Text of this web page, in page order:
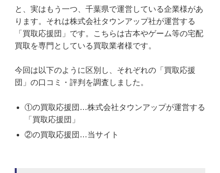
と、実はもう一つ、千葉県で運営している企業様があ
ります。それは株式会社タウンアップ社が運営する
「買取応援団」です。こちらは古本やゲーム等の宅配
買取を専門としている買取業者様です。
今回は以下のように区別し、それぞれの「買取応援
団」の口コミ・評判を調査しました。
①の買取応援団…株式会社タウンアップが運営する
「買取応援団」
②の買取応援団…当サイト